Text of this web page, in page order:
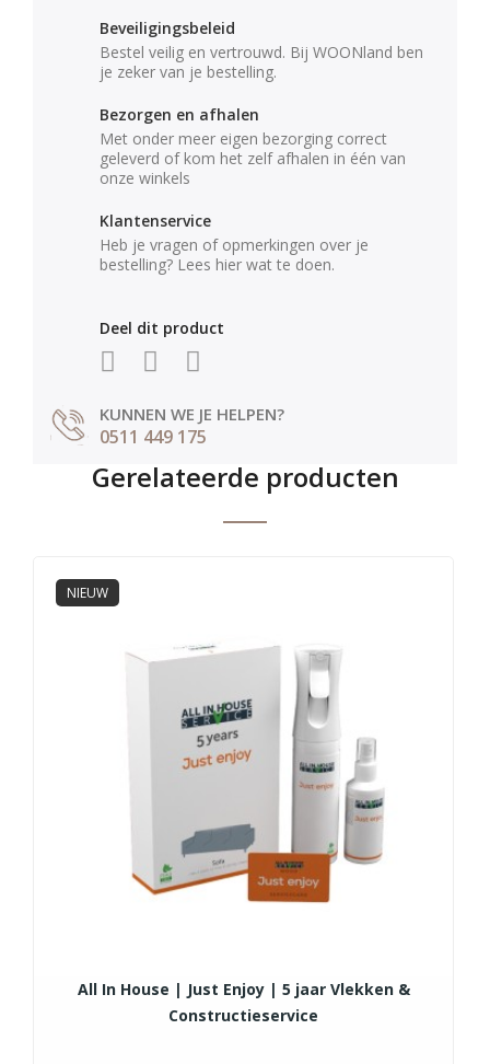
Beveiligingsbeleid
Bestel veilig en vertrouwd. Bij WOONland ben
je zeker van je bestelling.
Bezorgen en afhalen
Met onder meer eigen bezorging correct
geleverd of kom het zelf afhalen in één van
onze winkels
Klantenservice
Heb je vragen of opmerkingen over je
bestelling? Lees hier wat te doen.
Deel dit product
KUNNEN WE JE HELPEN?
0511 449 175
Gerelateerde producten
NIEUW
All In House | Just Enjoy | 5 jaar Vlekken &
Constructieservice